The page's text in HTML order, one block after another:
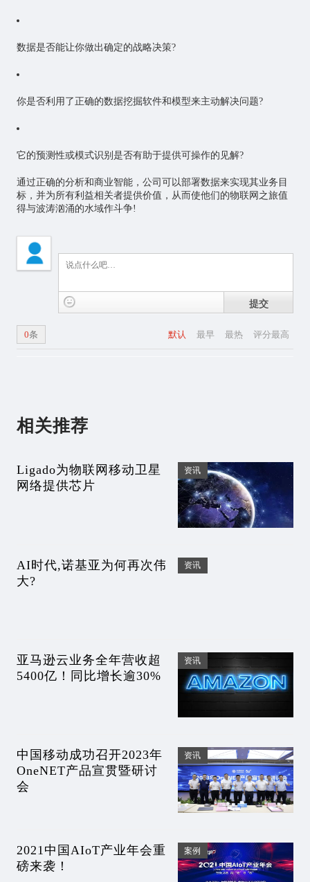
数据是否能让你做出确定的战略决策?
你是否利用了正确的数据挖掘软件和模型来主动解决问题?
它的预测性或模式识别是否有助于提供可操作的见解?
通过正确的分析和商业智能，公司可以部署数据来实现其业务目
标，并为所有利益相关者提供价值，从而使他们的物联网之旅值
得与波涛汹涌的水域作斗争!
提交
默认 最早 最热 评分最高
0条
相关推荐
Ligado为物联网移动卫星
网络提供芯片
资讯
AI时代,诺基亚为何再次伟
大?
资讯
亚马逊云业务全年营收超
5400亿！同比增长逾30%
资讯
中国移动成功召开2023年
OneNET产品宣贯暨研讨
会
资讯
2021中国AIoT产业年会重
磅来袭！
案例